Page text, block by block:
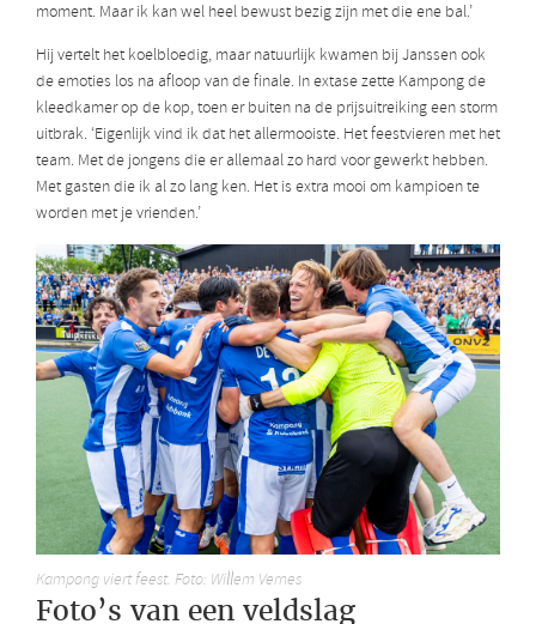
moment. Maar ik kan wel heel bewust bezig zijn met die ene bal.’
Hij vertelt het koelbloedig, maar natuurlijk kwamen bij Janssen ook
de emoties los na afloop van de finale. In extase zette Kampong de
kleedkamer op de kop, toen er buiten na de prijsuitreiking een storm
uitbrak. ‘Eigenlijk vind ik dat het allermooiste. Het feestvieren met het
team. Met de jongens die er allemaal zo hard voor gewerkt hebben.
Met gasten die ik al zo lang ken. Het is extra mooi om kampioen te
worden met je vrienden.’
Kampong viert feest. Foto: Willem Vernes
Foto’s van een veldslag